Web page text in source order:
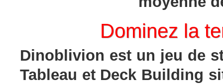
Dominez la
Dinoblivion est un jeu de
Tableau et Deck Building